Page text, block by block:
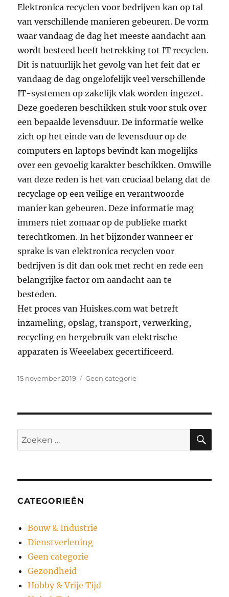
Elektronica recyclen voor bedrijven kan op tal
van verschillende manieren gebeuren. De vorm
waar vandaag de dag het meeste aandacht aan
wordt besteed heeft betrekking tot IT recyclen.
Dit is natuurlijk het gevolg van het feit dat er
vandaag de dag ongelofelijk veel verschillende
IT-systemen op zakelijk vlak worden ingezet.
Deze goederen beschikken stuk voor stuk over
een bepaalde levensduur. De informatie welke
zich op het einde van de levensduur op de
computers en laptops bevindt kan mogelijks
over een gevoelig karakter beschikken. Omwille
van deze reden is het van cruciaal belang dat de
recyclage op een veilige en verantwoorde
manier kan gebeuren. Deze informatie mag
immers niet zomaar op de publieke markt
terechtkomen. In het bijzonder wanneer er
sprake is van elektronica recyclen voor
bedrijven is dit dan ook met recht en rede een
belangrijke factor om aandacht aan te
besteden.
Het proces van Huiskes.com wat betreft
inzameling, opslag, transport, verwerking,
recycling en hergebruik van elektrische
apparaten is Weeelabex gecertificeerd.
Geplaatst
15 november 2019 Categorieën
Geen categorie
Zoeken
naar:
CATEGORIEËN
Bouw & Industrie
Dienstverlening
Geen categorie
Gezondheid
Hobby & Vrije Tijd